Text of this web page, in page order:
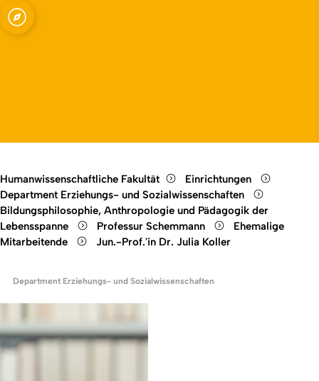
-
Open quicklink menu
Humanwissenschaftliche Fakultät
Einrichtungen
Department Erziehungs- und Sozialwissenschaften
Bildungsphilosophie, Anthropologie und Pädagogik der
Lebensspanne
Professur Schemmann
Ehemalige
Mitarbeitende
Jun.-Prof.'in Dr. Julia Koller
Department Erziehungs- und Sozialwissenschaften